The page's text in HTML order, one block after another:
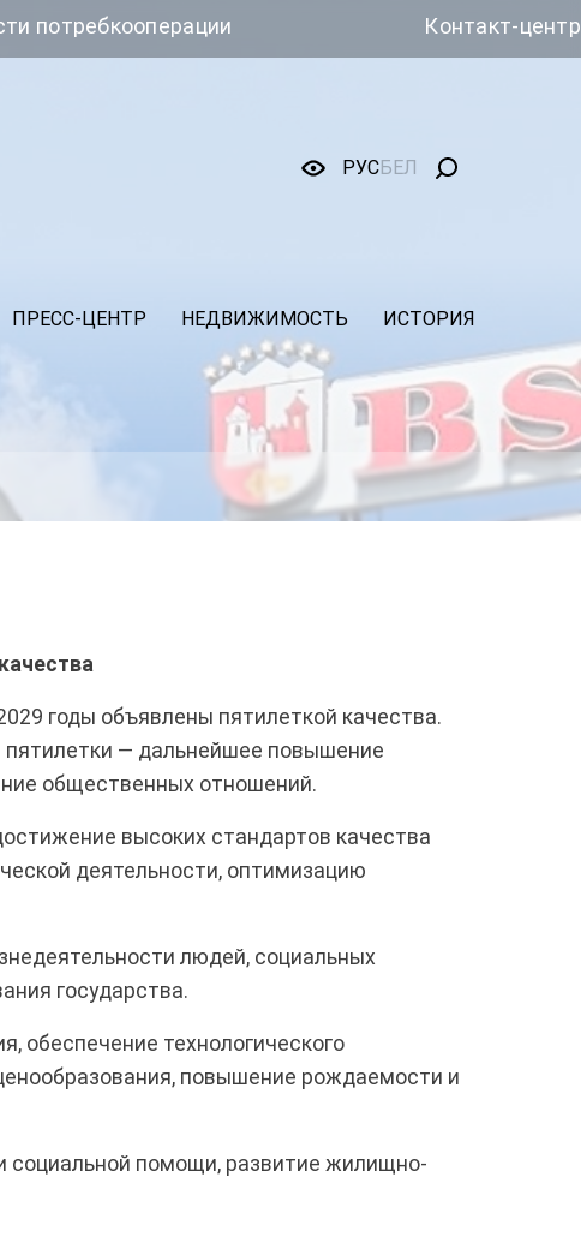
Контакт-центр
РУСБЕЛ
ПРЕСС-ЦЕНТР НЕДВИЖИМОСТЬ ИСТОРИЯ
годы объявлены пятилеткой качества.
— дальнейшее повышение
общественных отношений.
высоких стандартов качества
деятельности, оптимизацию
людей, социальных
государства.
обеспечение технологического
повышение рождаемости и
социальной помощи, развитие жилищно-